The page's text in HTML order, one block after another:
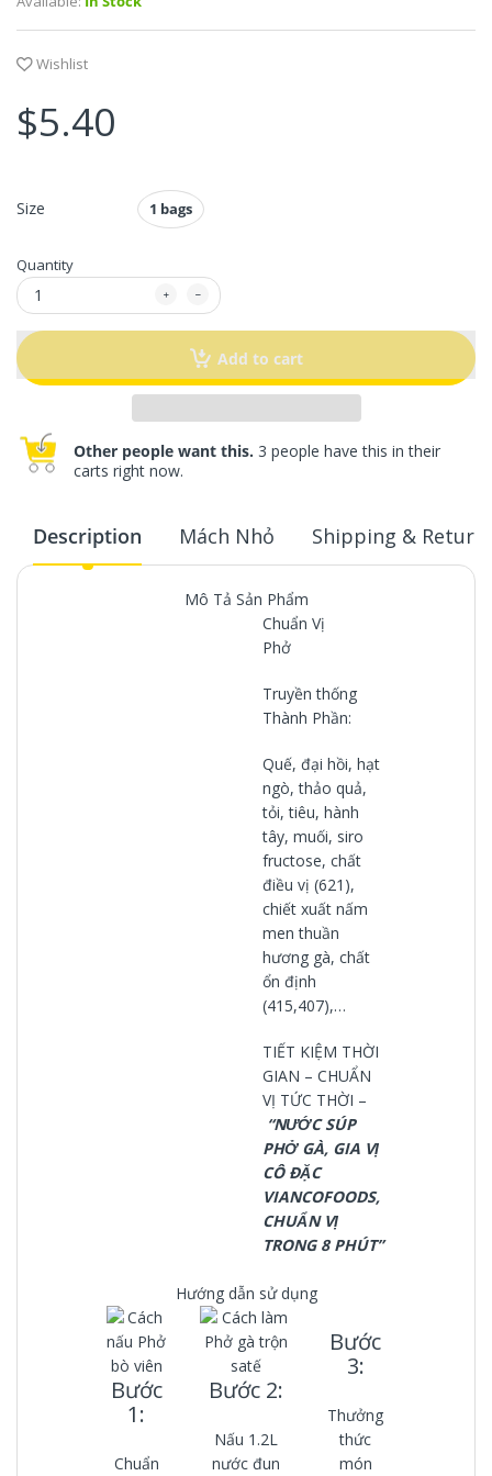
Wishlist
$5.40
Size 1 bags
Quantity
Add to cart
Other people want this. 3 people have this in their
carts right now.
Description Mách Nhỏ Shipping &
Mô Tả Sản Phẩm
Chuẩn Vị
Phở
Truyền thống
Thành Phần:
Quế, đại hồi, hạt
ngò, thảo quả,
tỏi, tiêu, hành
tây, muối, siro
fructose, chất
điều vị (621),
chiết xuất nấm
men thuần
hương gà, chất
ổn định
(415,407),…
TIẾT KIỆM THỜI
GIAN – CHUẨN
VỊ TỨC THỜI –
“NƯỚC SÚP
PHỞ GÀ, GIA VỊ
CÔ ĐẶC
VIANCOFOODS,
CHUẨN VỊ
TRONG 8 PHÚT”
Hướng dẫn sử dụng
Bước
1:
Chuẩn
Bước 2:
Nấu 1.2L
nước đun
Bước
3:
Thưởng
thức
món